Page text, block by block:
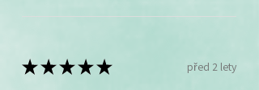
★★★★★ před 2 lety